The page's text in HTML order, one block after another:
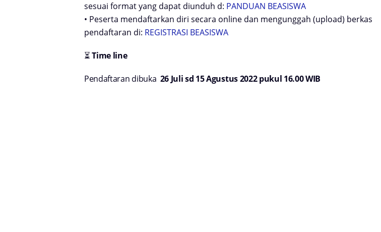
sesuai format yang dapat diunduh d: PANDUAN BEASISWA
• Peserta mendaftarkan diri secara online dan mengunggah (upload) berkas
pendaftaran di: REGISTRASI BEASISWA
⏳Time line
Pendaftaran dibuka 26 Juli sd 15 Agustus 2022 pukul 16.00 WIB